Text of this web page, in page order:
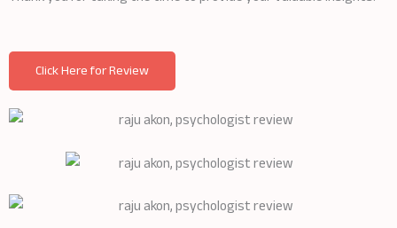
Click Here for Review